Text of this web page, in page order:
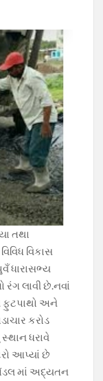
તથા
વિકાસ
ધારાસભ્ય
લાવી છે.નવાં
ફુટપાથો અને
કરોડ
ધરાવે
આપ્યાં છે
માં અદ્યતન